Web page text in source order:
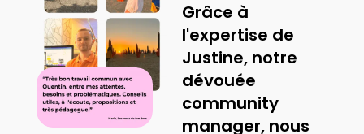
Grâce à
l'expertise de
Justine, notre
dévouée
community
manager, nous